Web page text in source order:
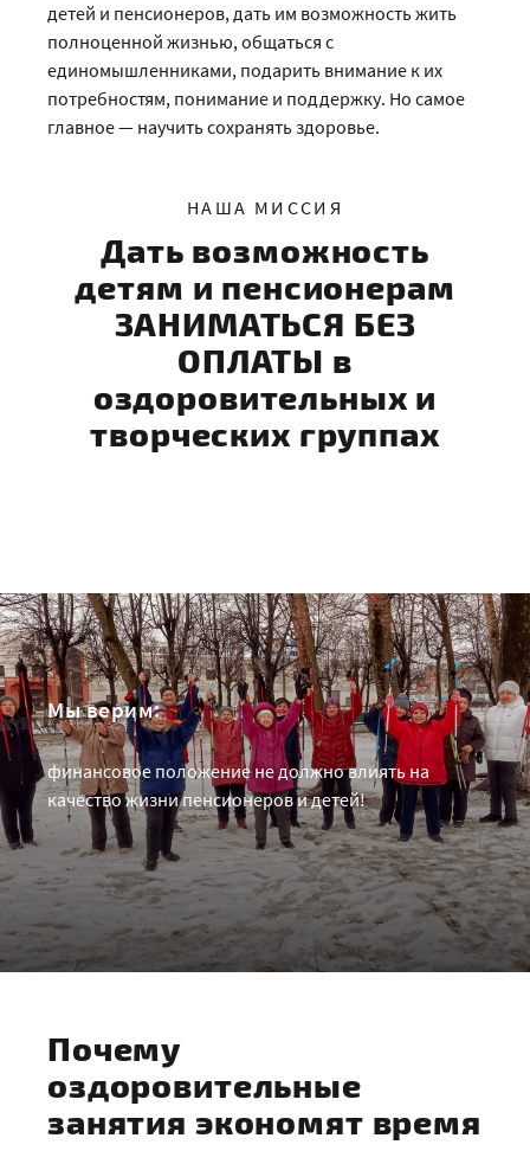
детей и пенсионеров, дать им возможность жить
полноценной жизнью, общаться с
единомышленниками, подарить внимание к их
потребностям, понимание и поддержку. Но самое
главное — научить сохранять здоровье.
НАША МИССИЯ
Дать возможность
детям и пенсионерам
ЗАНИМАТЬСЯ БЕЗ
ОПЛАТЫ в
оздоровительных и
творческих группах
Мы верим:
финансовое положение не должно влиять на
качество жизни пенсионеров и детей!
Почему
оздоровительные
занятия экономят время